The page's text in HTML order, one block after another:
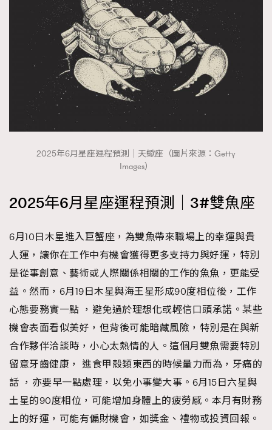
2025年6月星座運程預測｜天蠍座（圖片來源：Getty
Images）
2025年6月星座運程預測｜3#雙魚座
6月10日木星進入巨蟹座，為雙魚帶來職場上的幸運與貴
人運，讓你在工作中有機會獲得更多支持力與好運，特別
是從事創意、藝術或人際關係相關的工作的魚魚，更能受
益。然而，6月19日木星與海王星形成90度相位後，工作
心態要務實一點 ，避免過於理想化或輕信口頭承諾。某些
機會表面看似美好，但背後可能暗藏風險，特別是在與新
合作夥伴洽談時，小心太熱情的人。這個月雙魚需要特別
留意牙齒健康， 進食甲殼類東西的時候量力而為，牙痛的
話 ，亦要早一點處理，以免小事變大事。6月15日六星與
土星的90度相位，可能增加身體上的疲勞感。本月有財務
上的好運，可能有偏財機會，如獎金、禮物或投資回報。